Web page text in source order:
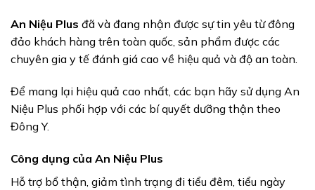
An Niệu Plus đã và đang nhận được sự tin yêu từ đông
đảo khách hàng trên toàn quốc, sản phẩm được các
chuyên gia y tế đánh giá cao về hiệu quả và độ an toàn.
Để mang lại hiệu quả cao nhất, các bạn hãy sử dụng An
Niệu Plus phối hợp với các bí quyết dưỡng thận theo
Đông Y.
Công dụng của An Niệu Plus
Hỗ trợ bổ thận, giảm tình trạng đi tiểu đêm, tiểu ngày